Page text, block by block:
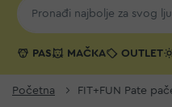
PAS MAČKA OUTLET
Početna FIT+FUN Pate